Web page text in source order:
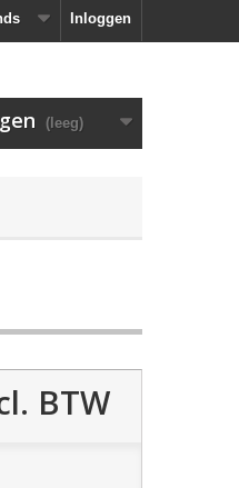
Inloggen
(leeg)
BTW